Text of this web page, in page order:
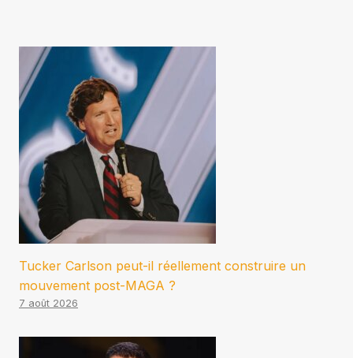
Tucker Carlson peut-il réellement construire un
mouvement post-MAGA ?
7 août 2026